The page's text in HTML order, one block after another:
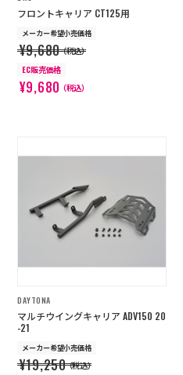
フロントキャリア CT125用
メーカー希望小売価格
¥9,680（税込）
EC販売価格
¥9,680（税込）
DAYTONA
マルチウイングキャリア ADV150 20
-21
メーカー希望小売価格
¥19,250（税込）